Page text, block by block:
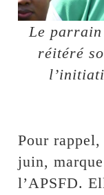
Le
réitéré
Pour
juin,
l’APSFD.